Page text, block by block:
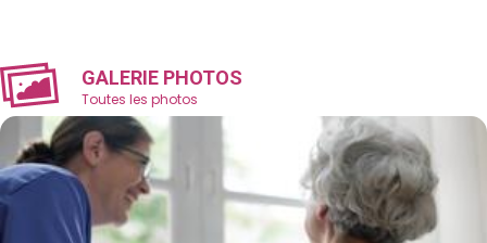
GALERIE PHOTOS
Toutes les photos